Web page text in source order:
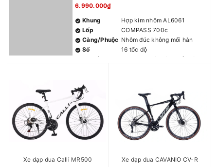
6.990.000₫
Khung
Hợp kim nhôm AL6061
Lốp
COMPASS 700c
Càng/Phuộc Nhôm đúc không mối hàn
Số
16 tốc độ
Tay đề
LTWOO R3 (2x8) 16 tốc độ
Đùi đĩa
Líp
7 tầng vặn
Phanh
Phanh đĩa cơ
Vành
Nhôm Califa
Mayer
Nhôm
Pedan
Nhôm
Cọc yên
Nhôm
Xe đạp đua Calli MR500 Xe đạp đua CAVANIO CV-R